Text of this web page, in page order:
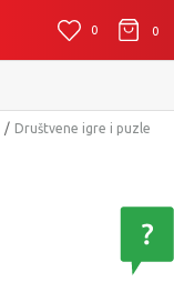
0 0
Društvene igre i puzle